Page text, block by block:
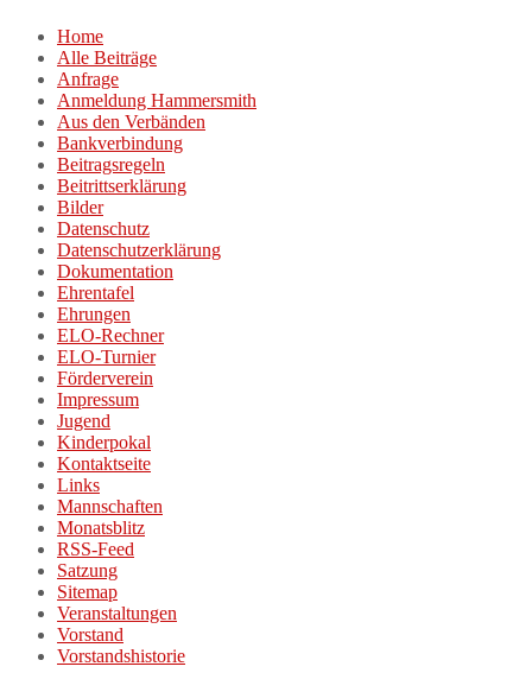
Zum
Inhalt
springen
Home
Alle Beiträge
Anfrage
Anmeldung Hammersmith
Aus den Verbänden
Bankverbindung
Beitragsregeln
Beitrittserklärung
Bilder
Datenschutz
Datenschutzerklärung
Dokumentation
Ehrentafel
Ehrungen
ELO-Rechner
ELO-Turnier
Förderverein
Impressum
Jugend
Kinderpokal
Kontaktseite
Links
Mannschaften
Monatsblitz
RSS-Feed
Satzung
Sitemap
Veranstaltungen
Vorstand
Vorstandshistorie